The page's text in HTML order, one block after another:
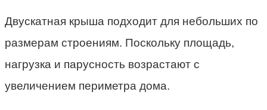
Двускатная крыша подходит для небольших по
размерам строениям. Поскольку площадь,
нагрузка и парусность возрастают с
увеличением периметра дома.